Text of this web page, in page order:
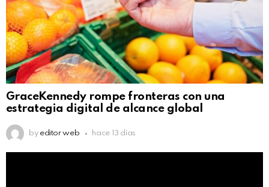
GraceKennedy rompe fronteras con una
estrategia digital de alcance global
by editor web hace 13 días